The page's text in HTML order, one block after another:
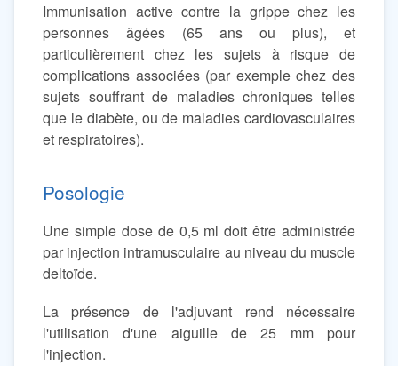
Immunisation active contre la grippe chez les
personnes âgées (65 ans ou plus), et
particulièrement chez les sujets à risque de
complications associées (par exemple chez des
sujets souffrant de maladies chroniques telles
que le diabète, ou de maladies cardiovasculaires
et respiratoires).
Posologie
Une simple dose de 0,5 ml doit être administrée
par injection intramusculaire au niveau du muscle
deltoïde.
La présence de l'adjuvant rend nécessaire
l'utilisation d'une aiguille de 25 mm pour
l'injection.